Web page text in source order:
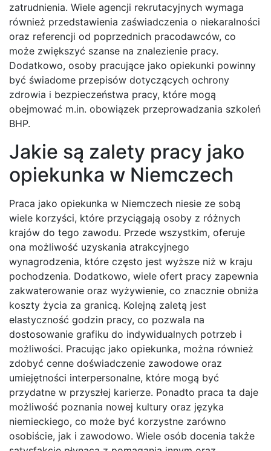
zatrudnienia. Wiele agencji rekrutacyjnych wymaga
również przedstawienia zaświadczenia o niekaralności
oraz referencji od poprzednich pracodawców, co
może zwiększyć szanse na znalezienie pracy.
Dodatkowo, osoby pracujące jako opiekunki powinny
być świadome przepisów dotyczących ochrony
zdrowia i bezpieczeństwa pracy, które mogą
obejmować m.in. obowiązek przeprowadzania szkoleń
BHP.
Jakie są zalety pracy jako
opiekunka w Niemczech
Praca jako opiekunka w Niemczech niesie ze sobą
wiele korzyści, które przyciągają osoby z różnych
krajów do tego zawodu. Przede wszystkim, oferuje
ona możliwość uzyskania atrakcyjnego
wynagrodzenia, które często jest wyższe niż w kraju
pochodzenia. Dodatkowo, wiele ofert pracy zapewnia
zakwaterowanie oraz wyżywienie, co znacznie obniża
koszty życia za granicą. Kolejną zaletą jest
elastyczność godzin pracy, co pozwala na
dostosowanie grafiku do indywidualnych potrzeb i
możliwości. Pracując jako opiekunka, można również
zdobyć cenne doświadczenie zawodowe oraz
umiejętności interpersonalne, które mogą być
przydatne w przyszłej karierze. Ponadto praca ta daje
możliwość poznania nowej kultury oraz języka
niemieckiego, co może być korzystne zarówno
osobiście, jak i zawodowo. Wiele osób docenia także